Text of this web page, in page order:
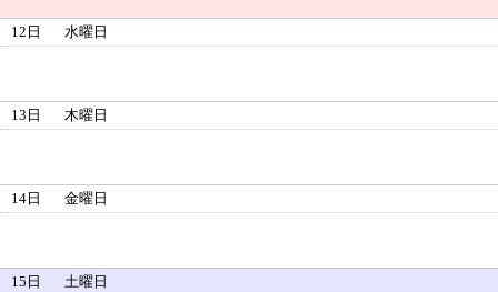
12日 水曜日
13日 木曜日
14日 金曜日
15日 土曜日